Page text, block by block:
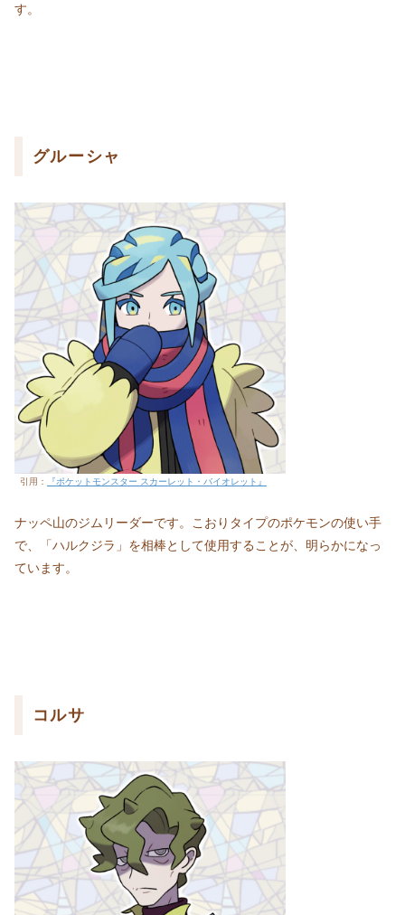
す。
グルーシャ
引用： 『ポケットモンスター スカーレット・バイオレット』
ナッペ山のジムリーダーです。こおりタイプのポケモンの使い手
で、「ハルクジラ」を相棒として使用することが、明らかになっ
ています。
コルサ